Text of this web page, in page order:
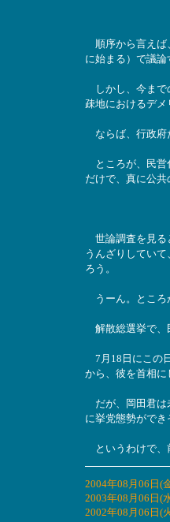
順序から言えば
に始まる）で議論
しかし、今まで
疎地におけるデ
ならば、行政府
ところが、民営
だけで、真に公
世論調査を見る
うんざりしてい
ろう。
うーん。ところ
解散総選挙で、
7月18日にこの
から、彼を首相
だが、岡田君は
に挙党態勢ができ
というわけで、
2004年08月06日
2003年08月06日(
2002年08月06日(